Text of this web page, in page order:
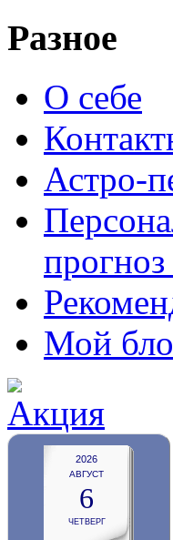
Разное
О себе
Астро-
Мой